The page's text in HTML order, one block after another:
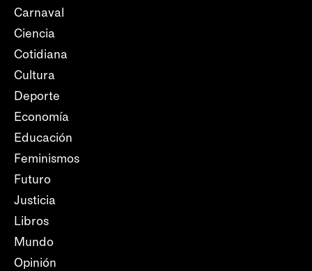
Carnaval
Ciencia
Cotidiana
Cultura
Deporte
Economía
Educación
Feminismos
Futuro
Justicia
Libros
Mundo
Opinión